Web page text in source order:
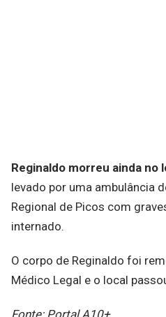
Reginaldo morreu ainda no
levado por uma ambulância
Regional de Picos com
internado.
O corpo de Reginaldo foi
Médico Legal e o local
Fonte: Portal A10+